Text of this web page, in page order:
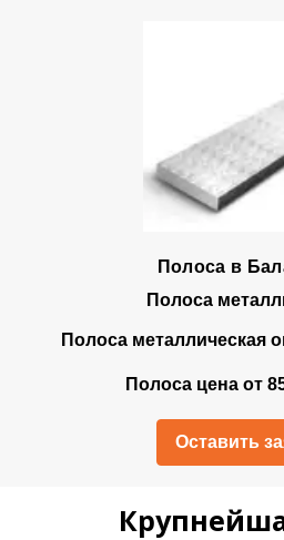
Полоса в
Полоса
Полоса металлическая
Полоса цена от
Оставить